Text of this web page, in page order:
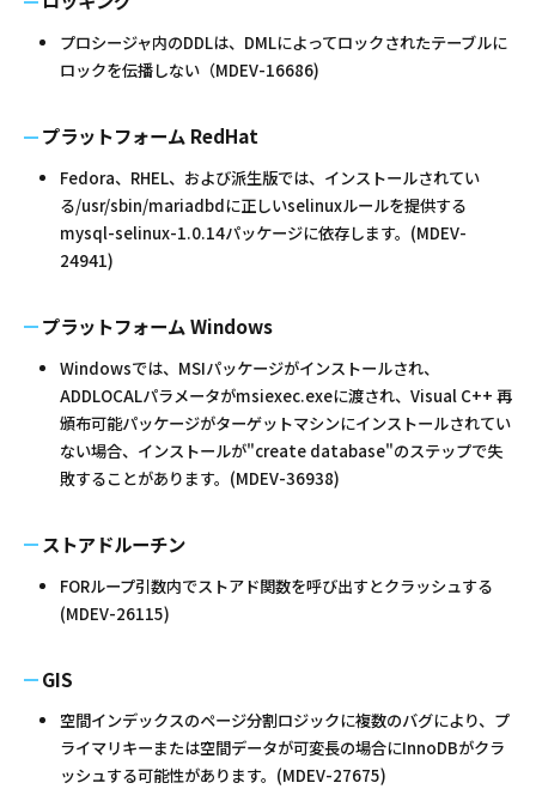
プロシージャ内のDDLは、DMLによってロックされたテーブルに
ロックを伝播しない（MDEV-16686)
プラットフォーム RedHat
Fedora、RHEL、および派生版では、インストールされてい
る/usr/sbin/mariadbdに正しいselinuxルールを提供する
mysql-selinux-1.0.14パッケージに依存します。(MDEV-
24941)
プラットフォーム Windows
Windowsでは、MSIパッケージがインストールされ、
ADDLOCALパラメータがmsiexec.exeに渡され、Visual C++ 再
頒布可能パッケージがターゲットマシンにインストールされてい
ない場合、インストールが"create database"のステップで失
敗することがあります。(MDEV-36938)
ストアドルーチン
FORループ引数内でストアド関数を呼び出すとクラッシュする
(MDEV-26115)
GIS
空間インデックスのページ分割ロジックに複数のバグにより、プ
ライマリキーまたは空間データが可変長の場合にInnoDBがクラ
ッシュする可能性があります。(MDEV-27675)